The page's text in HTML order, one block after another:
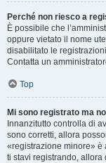
Perché non riesco a
È possibile che
oppure vietato il nome
disabilitato le
Contatta un
Top
Mi sono registrato ma
Innanzitutto controlla di
sono corretti, allora
«registrazione minore» è
ti stavi registrando,